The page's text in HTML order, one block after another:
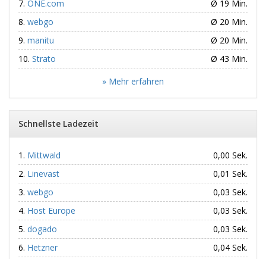
ONE.com
Ø 19 Min.
webgo
Ø 20 Min.
manitu
Ø 20 Min.
Strato
Ø 43 Min.
» Mehr erfahren
Schnellste Ladezeit
Mittwald
0,00 Sek.
Linevast
0,01 Sek.
webgo
0,03 Sek.
Host Europe
0,03 Sek.
dogado
0,03 Sek.
Hetzner
0,04 Sek.